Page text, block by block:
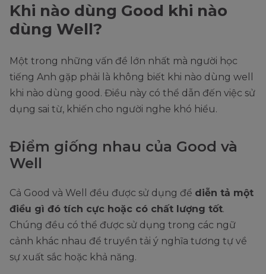
Khi nào dùng Good khi nào
dùng Well?
Một trong những vấn đề lớn nhất mà người học
tiếng Anh gặp phải là không biết khi nào dùng well
khi nào dùng good. Điều này có thể dẫn đến việc sử
dụng sai từ, khiến cho người nghe khó hiểu.
Điểm giống nhau của Good và
Well
Cả Good và Well đều được sử dụng để diễn tả một
điều gì đó tích cực hoặc có chất lượng tốt.
Chúng đều có thể được sử dụng trong các ngữ
cảnh khác nhau để truyền tải ý nghĩa tương tự về
sự xuất sắc hoặc khả năng.